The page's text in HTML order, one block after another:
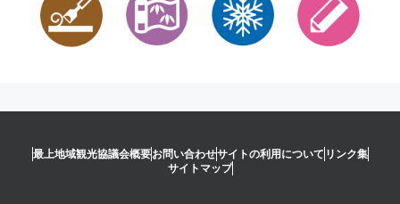
最上地域観光協議会概要お問い合わせサイトの利用について リンク集
サイトマップ